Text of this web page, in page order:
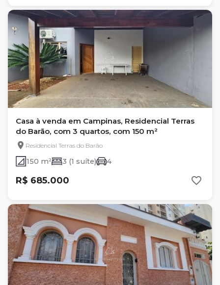
Casa à venda em Campinas, Residencial Terras
do Barão, com 3 quartos, com 150 m²
Residencial Terras do Barão
150 m² 3 (1 suíte) 4
R$ 685.000